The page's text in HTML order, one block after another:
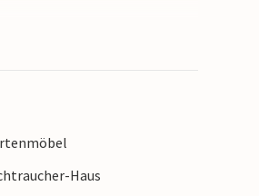
beim
und lassen Sie den
Familie am
nahegelegenen
Haus